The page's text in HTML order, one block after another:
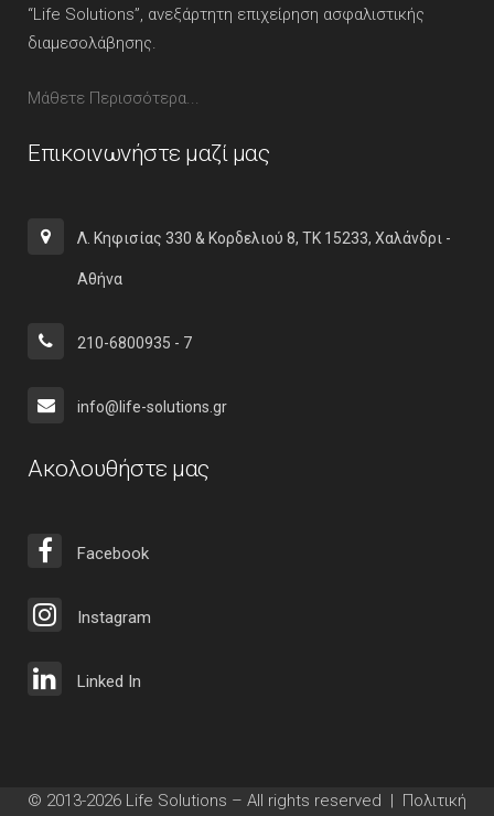
“Life Solutions”, ανεξάρτητη επιχείρηση ασφαλιστικής
διαμεσολάβησης.
Μάθετε Περισσότερα...
Επικοινωνήστε μαζί μας
Λ. Κηφισίας 330 & Κορδελιού 8, ΤΚ 15233, Χαλάνδρι -
Αθήνα
210-6800935 - 7
info@life-solutions.gr
Ακολουθήστε μας
Facebook
Instagram
Linked In
© 2013-2026 Life Solutions – All rights reserved | Πολιτική